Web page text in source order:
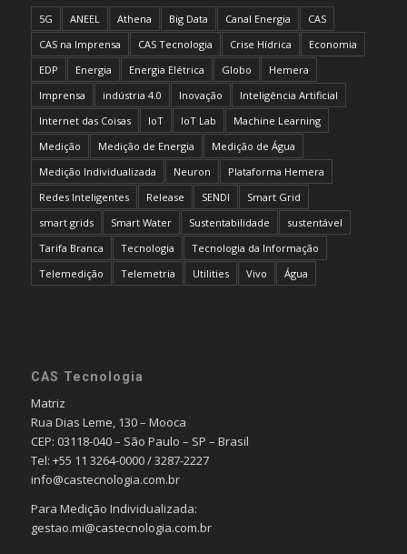
5G ANEEL Athena Big Data Canal Energia
CAS
CAS na Imprensa
CAS Tecnologia Crise Hídrica
Economia
EDP
Energia Energia Elétrica Globo
Hemera
Imprensa
indústria 4.0 Inovação
Inteligência Artificial
Internet das Coisas
IoT IoT Lab
Machine Learning
Medição
Medição de Energia
Medição de Água
Medição Individualizada
Neuron
Plataforma Hemera
Redes Inteligentes
Release SENDI
Smart Grid
smart grids
Smart Water Sustentabilidade
sustentável
Tarifa Branca
Tecnologia
Tecnologia da Informação
Telemedição
Telemetria Utilities Vivo Água
CAS Tecnologia
Matriz
Rua Dias Leme, 130 – Mooca
CEP: 03118-040 – São Paulo – SP – Brasil
Tel: +55 11 3264-0000 / 3287-2227
info@castecnologia.com.br
Para Medição Individualizada:
gestao.mi@castecnologia.com.br